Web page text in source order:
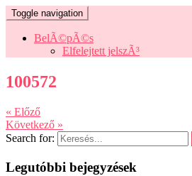
Toggle navigation
BelÃ©pÃ©s
Elfelejtett jelszÃ³
100572
« Előző
Következő »
Search for:
Legutóbbi bejegyzések